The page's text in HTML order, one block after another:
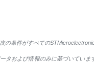
条件がすべての
および情報のみに基づいてい